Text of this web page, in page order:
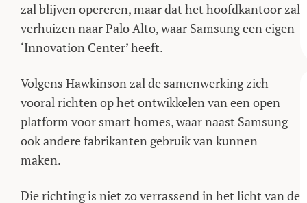
zal blijven opereren, maar dat het hoofdkantoor zal
verhuizen naar Palo Alto, waar Samsung een eigen
‘Innovation Center’ heeft.
Volgens Hawkinson zal de samenwerking zich
vooral richten op het ontwikkelen van een open
platform voor smart homes, waar naast Samsung
ook andere fabrikanten gebruik van kunnen
maken.
Die richting is niet zo verrassend in het licht van de